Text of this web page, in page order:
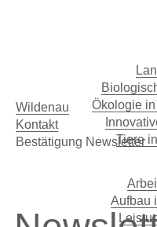
Ökologie
Tiere
Aufbau
Wildenau
Kontakt
Bestätigung Newsletter